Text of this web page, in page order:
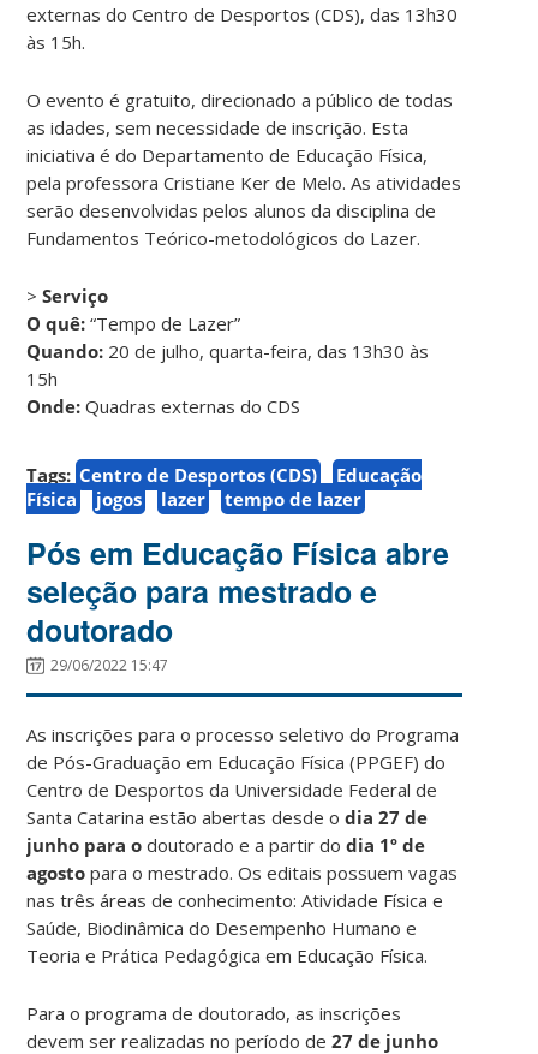
externas do Centro de Desportos (CDS), das 13h30
às 15h.
O evento é gratuito, direcionado a público de todas
as idades, sem necessidade de inscrição. Esta
iniciativa é do Departamento de Educação Física,
pela professora Cristiane Ker de Melo. As atividades
serão desenvolvidas pelos alunos da disciplina de
Fundamentos Teórico-metodológicos do Lazer.
>Serviço
O quê: “Tempo de Lazer”
Quando: 20 de julho, quarta-feira, das 13h30 às
15h
Onde: Quadras externas do CDS
Tags: Centro de Desportos (CDS)
Educação
Física
jogos lazer tempo de lazer
Pós em Educação Física abre
seleção para mestrado e
doutorado
29/06/2022 15:47
As inscrições para o processo seletivo do Programa
de Pós-Graduação em Educação Física (PPGEF) do
Centro de Desportos da Universidade Federal de
Santa Catarina estão abertas desde odia 27 de
junho para o doutorado e a partir dodia 1º de
agosto para o mestrado. Os editais possuem vagas
nas três áreas de conhecimento: Atividade Física e
Saúde, Biodinâmica do Desempenho Humano e
Teoria e Prática Pedagógica em Educação Física.
Para o programa de doutorado, as inscrições
devem ser realizadas no período de27 de junho